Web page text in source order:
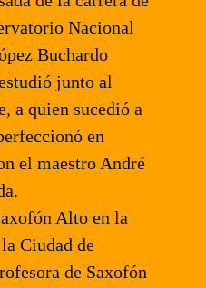
Nacional
Buchardo
junto al
a quien sucedió a
en
el maestro André
Alto en la
Ciudad de
de Saxofón